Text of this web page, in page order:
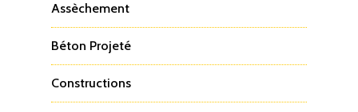
Assèchement
Béton Projeté
Constructions